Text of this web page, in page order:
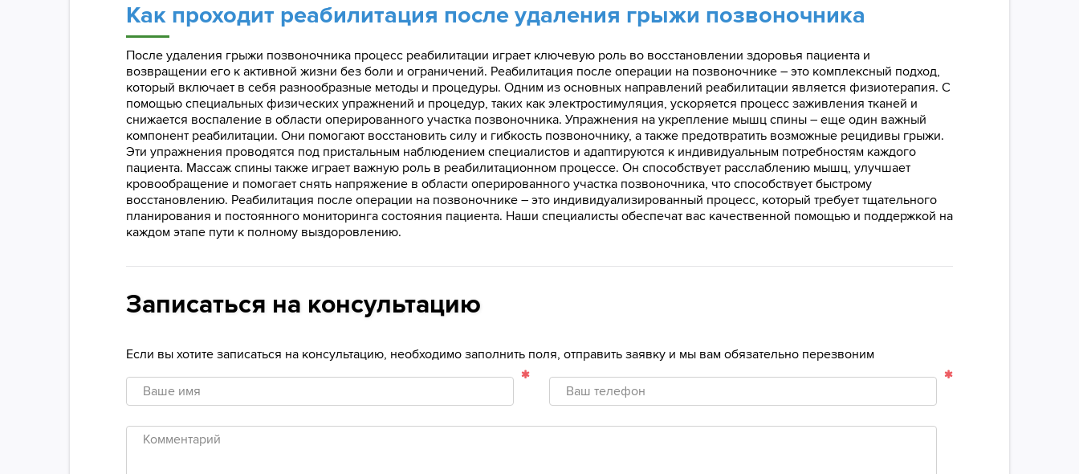
Как проходит реабилитация после удаления грыжи позвоночника
После удаления грыжи позвоночника процесс реабилитации играет ключевую роль во восстановлении здоровья пациента и
возвращении его к активной жизни без боли и ограничений. Реабилитация после операции на позвоночнике – это комплексный подход,
который включает в себя разнообразные методы и процедуры. Одним из основных направлений реабилитации является физиотерапия. С
помощью специальных физических упражнений и процедур, таких как электростимуляция, ускоряется процесс заживления тканей и
снижается воспаление в области оперированного участка позвоночника. Упражнения на укрепление мышц спины – еще один важный
компонент реабилитации. Они помогают восстановить силу и гибкость позвоночнику, а также предотвратить возможные рецидивы грыжи.
Эти упражнения проводятся под пристальным наблюдением специалистов и адаптируются к индивидуальным потребностям каждого
пациента. Массаж спины также играет важную роль в реабилитационном процессе. Он способствует расслаблению мышц, улучшает
кровообращение и помогает снять напряжение в области оперированного участка позвоночника, что способствует быстрому
восстановлению. Реабилитация после операции на позвоночнике – это индивидуализированный процесс, который требует тщательного
планирования и постоянного мониторинга состояния пациента. Наши специалисты обеспечат вас качественной помощью и поддержкой на
каждом этапе пути к полному выздоровлению.
Записаться на консультацию
Если вы хотите записаться на консультацию, необходимо заполнить поля, отправить заявку и мы вам обязательно перезвоним
Ваше
имя
Ваш
телефон
Комментарий